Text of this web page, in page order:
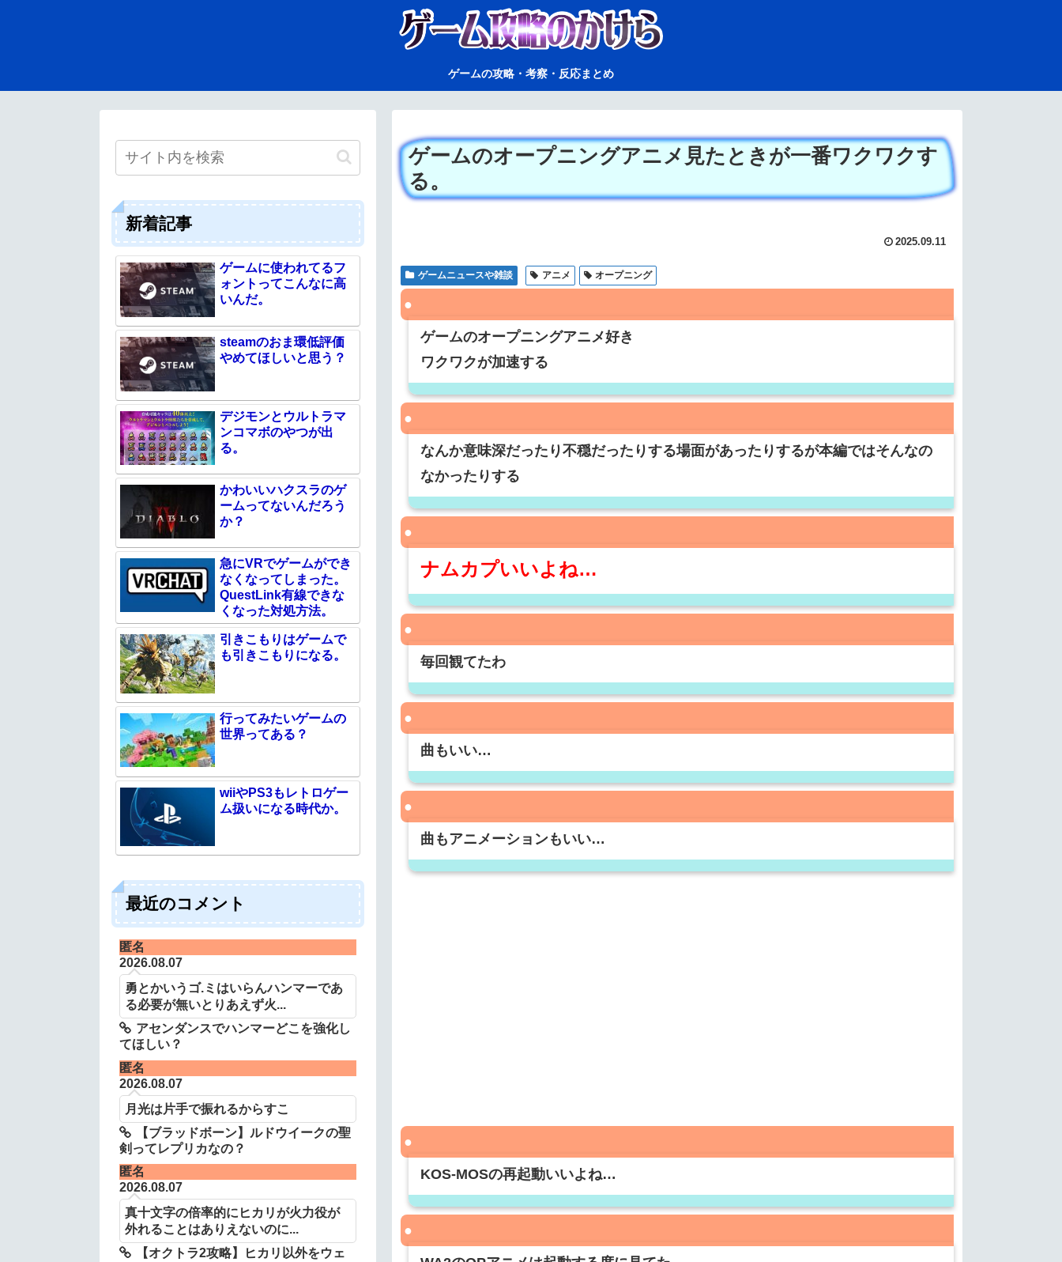
ゲームの攻略・考察・反応まとめ
ゲームのオープニングアニメ見たときが一番ワクワクす
る。
2025.09.11
ゲームニュースや雑談 アニメ オープニング
ゲームのオープニングアニメ好き
ワクワクが加速する
なんか意味深だったり不穏だったりする場面があったりするが本編ではそんなの
なかったりする
ナムカプいいよね…
毎回観てたわ
曲もいい…
曲もアニメーションもいい…
KOS-MOSの再起動いいよね…
新着記事
ゲームに使われてるフ
ォントってこんなに高
いんだ。
steamのおま環低評価
やめてほしいと思う？
デジモンとウルトラマ
ンコマボのやつが出
る。
かわいいハクスラのゲ
ームってないんだろう
か？
急にVRでゲームができ
なくなってしまった。
QuestLink有線できな
くなった対処方法。
引きこもりはゲームで
も引きこもりになる。
行ってみたいゲームの
世界ってある？
wiiやPS3もレトロゲー
ム扱いになる時代か。
最近のコメント
匿名
2026.08.07
勇とかいうゴ.ミはいらんハンマーであ
る必要が無いとりあえず火...
アセンダンスでハンマーどこを強化し
てほしい？
匿名
2026.08.07
月光は片手で振れるからすこ
【ブラッドボーン】ルドウイークの聖
剣ってレプリカなの？
匿名
2026.08.07
真十文字の倍率的にヒカリが火力役が
外れることはありえないのに...
【オクトラ2攻略】ヒカリ以外をウェ